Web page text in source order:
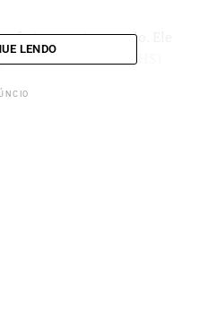
fraturou o tornozelo. Ele
de Sorocaba (CHS)
LENDO